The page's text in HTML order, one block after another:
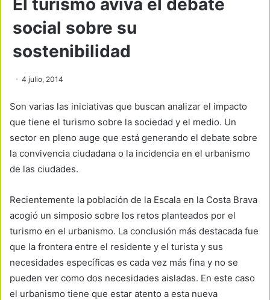
El turismo aviva el debate
social sobre su
sostenibilidad
4 julio, 2014
Son varias las iniciativas que buscan analizar el impacto
que tiene el turismo sobre la sociedad y el medio. Un
sector en pleno auge que está generando el debate sobre
la convivencia ciudadana o la incidencia en el urbanismo
de las ciudades.
Recientemente la población de la Escala en la Costa Brava
acogió un simposio sobre los retos planteados por el
turismo en el urbanismo. La conclusión más destacada fue
que la frontera entre el residente y el turista y sus
necesidades específicas es cada vez más fina y no se
pueden ver como dos necesidades aisladas. En este caso
el urbanismo tiene que estar atento a esta nueva